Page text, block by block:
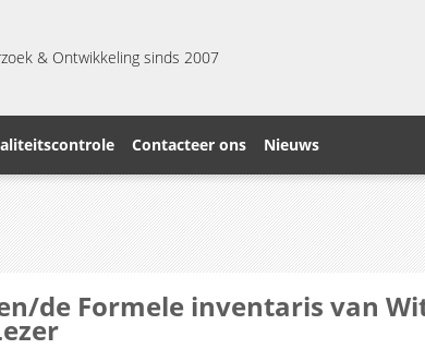
& Ontwikkeling sinds 2007
Contacteer ons Nieuws
de Formele inventaris van